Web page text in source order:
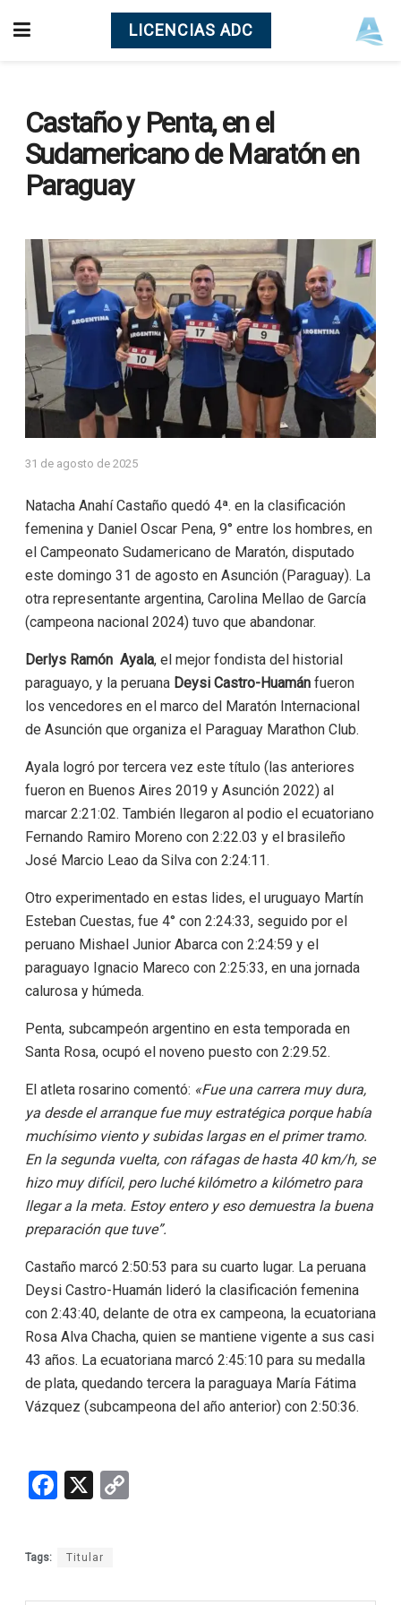
LICENCIAS ADC
Castaño y Penta, en el
Sudamericano de Maratón en
Paraguay
31 de agosto de 2025
Natacha Anahí Castaño quedó 4ª. en la clasificación
femenina y Daniel Oscar Pena, 9° entre los hombres, en
el Campeonato Sudamericano de Maratón, disputado
este domingo 31 de agosto en Asunción (Paraguay). La
otra representante argentina, Carolina Mellao de García
(campeona nacional 2024) tuvo que abandonar.
Derlys Ramón Ayala, el mejor fondista del historial
paraguayo, y la peruana Deysi Castro-Huamánfueron
los vencedores en el marco del Maratón Internacional
de Asunción que organiza el Paraguay Marathon Club.
Ayala logró por tercera vez este título (las anteriores
fueron en Buenos Aires 2019 y Asunción 2022) al
marcar 2:21:02. También llegaron al podio el ecuatoriano
Fernando Ramiro Moreno con 2:22.03 y el brasileño
José Marcio Leao da Silva con 2:24:11.
Otro experimentado en estas lides, el uruguayo Martín
Esteban Cuestas, fue 4° con 2:24:33, seguido por el
peruano Mishael Junior Abarca con 2:24:59 y el
paraguayo Ignacio Mareco con 2:25:33, en una jornada
calurosa y húmeda.
Penta, subcampeón argentino en esta temporada en
Santa Rosa, ocupó el noveno puesto con 2:29.52.
El atleta rosarino comentó: «Fue una carrera muy dura,
ya desde el arranque fue muy estratégica porque había
muchísimo viento y subidas largas en el primer tramo.
En la segunda vuelta, con ráfagas de hasta 40 km/h, se
hizo muy difícil, pero luché kilómetro a kilómetro para
llegar a la meta. Estoy entero y eso demuestra la buena
preparación que tuve”.
Castaño marcó 2:50:53 para su cuarto lugar. La peruana
Deysi Castro-Huamán lideró la clasificación femenina
con 2:43:40, delante de otra ex campeona, la ecuatoriana
Rosa Alva Chacha, quien se mantiene vigente a sus casi
43 años. La ecuatoriana marcó 2:45:10 para su medalla
de plata, quedando tercera la paraguaya María Fátima
Vázquez (subcampeona del año anterior) con 2:50:36.
F
b
X C
Tags: Titular